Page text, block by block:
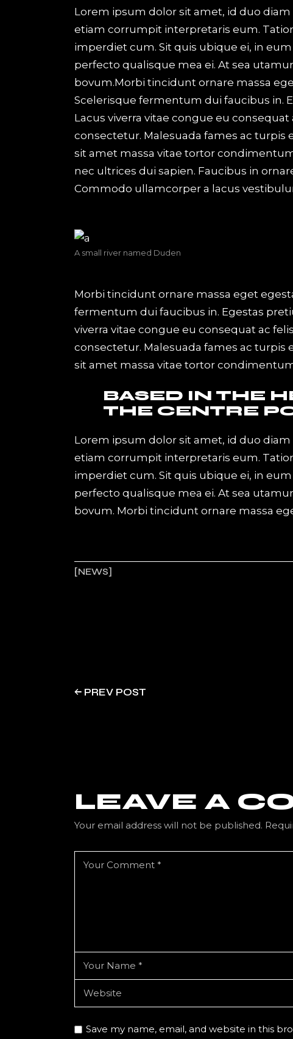
Lorem ipsum dolor sit amet, id duo
etiam corrumpit interpretaris eum.
imperdiet cum. Sit quis ubique ei, in
perfecto qualisque mea ei. At sea
bovum.Morbi tincidunt ornare massa
Scelerisque fermentum dui faucibus in.
Lacus viverra vitae congue eu
consectetur. Malesuada fames ac turpis
sit amet massa vitae tortor
nec ultrices dui sapien. Faucibus in
Commodo ullamcorper a lacus
A small river named Duden
Morbi tincidunt ornare massa eget
fermentum dui faucibus in. Egestas
viverra vitae congue eu consequat ac
consectetur. Malesuada fames ac turpis
sit amet massa vitae tortor
BASED IN THE
THE CENTRE
Lorem ipsum dolor sit amet, id duo
etiam corrumpit interpretaris eum.
imperdiet cum. Sit quis ubique ei, in
perfecto qualisque mea ei. At sea
bovum. Morbi tincidunt ornare massa
NEWS
PREV POST
LEAVE A
Your email address will not be published.
Save my name, email, and website in this